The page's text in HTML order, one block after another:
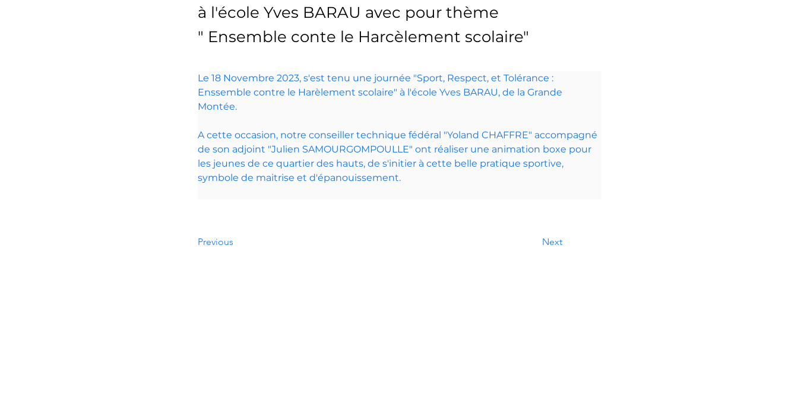
à l'école Yves BARAU avec pour thème
" Ensemble conte le Harcèlement scolaire"
Le 18 Novembre 2023, s'est tenu une journée "Sport, Respect, et Tolérance :
Enssemble contre le Harèlement scolaire" à l'école Yves BARAU, de la Grande
Montée.
A cette occasion, notre conseiller technique fédéral "Yoland CHAFFRE" accompagné
de son adjoint "Julien SAMOURGOMPOULLE" ont réaliser une animation boxe pour
les jeunes de ce quartier des hauts, de s'initier à cette belle pratique sportive,
symbole de maitrise et d'épanouissement.
Previous Next